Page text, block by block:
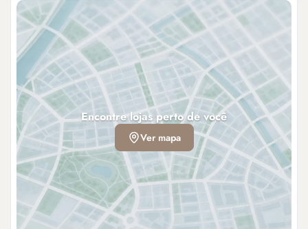
Encontre lojas perto de você
Ver mapa